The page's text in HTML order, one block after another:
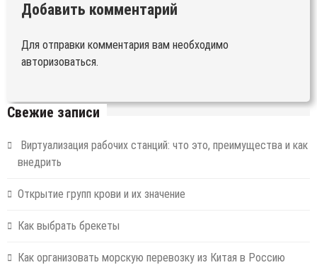
Добавить комментарий
Для отправки комментария вам необходимо
авторизоваться.
Свежие записи
Виртуализация рабочих станций: что это, преимущества и как
внедрить
Открытие групп крови и их значение
Как выбрать брекеты
Как организовать морскую перевозку из Китая в Россию